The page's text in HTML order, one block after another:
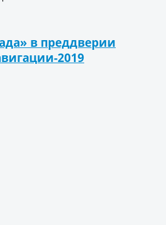
в преддверии
2019